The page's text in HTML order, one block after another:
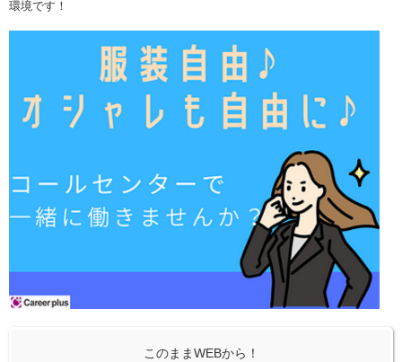
環境です！
このままWEBから！